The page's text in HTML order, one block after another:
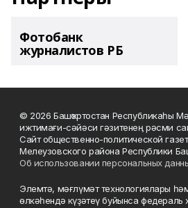
Фотобанк
журналистов РБ
© 2026 Башҡортостан Республикаһы
ижтимағи-сәйәси гәзитенең рәсми
Сайт общественно-политической
Мелеузовского района Республики
Об использовании персональных
Элемтә, мәғлүмәт технологиялары
өлкәһендә күҙәтеү буйынса федераль